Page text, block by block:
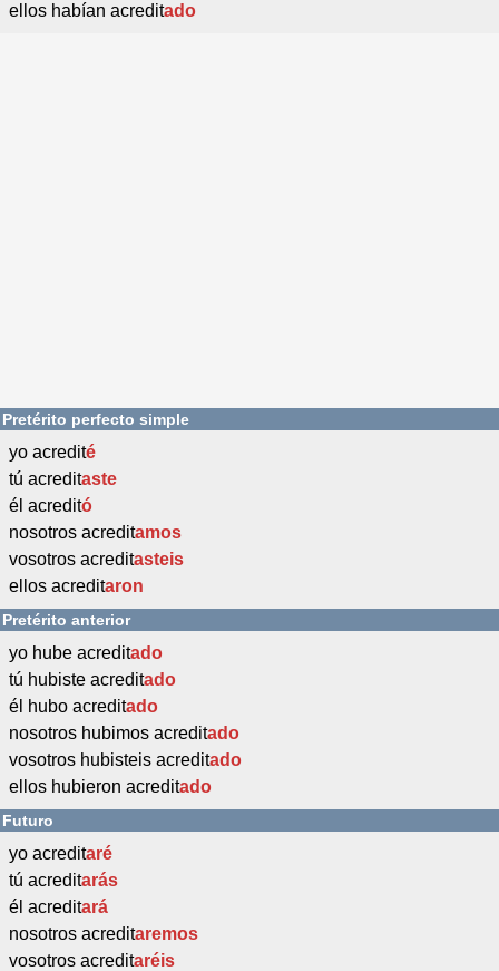
ellos habían acreditado
Pretérito perfecto simple
yo acredité
tú acreditaste
él acreditó
nosotros acreditamos
vosotros acreditasteis
ellos acreditaron
Pretérito anterior
yo hube acreditado
tú hubiste acreditado
él hubo acreditado
nosotros hubimos acreditado
vosotros hubisteis acreditado
ellos hubieron acreditado
Futuro
yo acreditaré
tú acreditarás
él acreditará
nosotros acreditaremos
vosotros acreditaréis